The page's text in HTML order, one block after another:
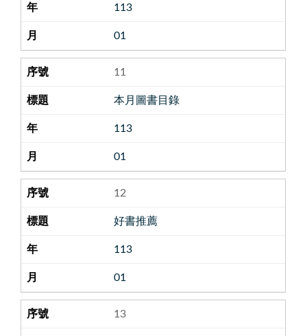
113
01
11
本月圖書目錄
113
01
12
好書推薦
113
01
13